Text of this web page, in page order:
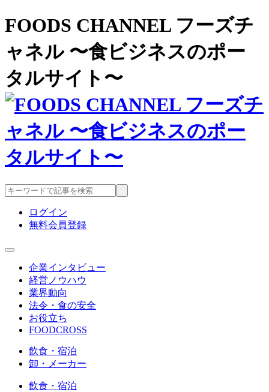
FOODS CHANNEL フーズチ
ャネル 〜食ビジネスのポー
タルサイト〜
ログイン
無料会員登録
企業インタビュー
経営ノウハウ
業界動向
法令・食の安全
お役立ち
FOODCROSS
飲食・宿泊
卸・メーカー
飲食・宿泊